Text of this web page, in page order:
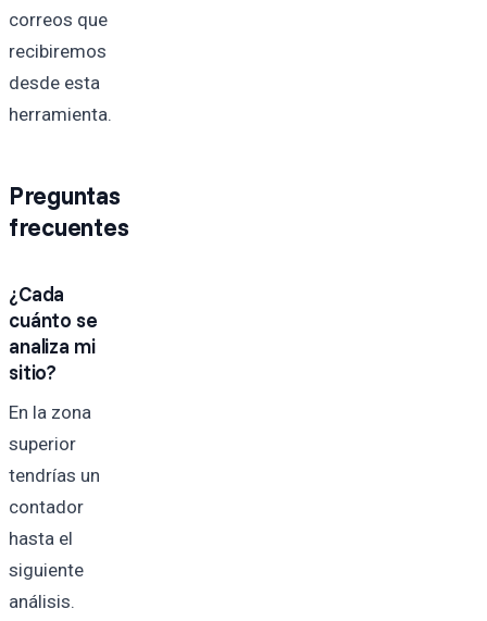
correos que
recibiremos
desde esta
herramienta.
Preguntas
frecuentes
¿Cada
cuánto se
analiza mi
sitio?
En la zona
superior
tendrías un
contador
hasta el
siguiente
análisis.